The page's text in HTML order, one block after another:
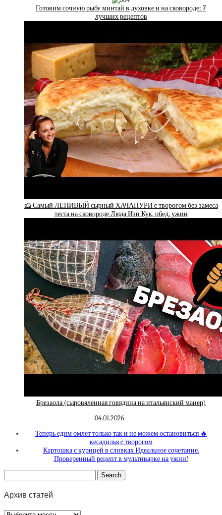
Готовим сочную рыбу минтай в духовке и на сковороде: 7
лучших рецептов
🧀 Самый ЛЕНИВЫЙ сырный ХАЧАПУРИ c творогом без замеса
теста на сковороде Люда Изи Кук, обед, ужин
Брезаола (сыровяленная говядина на итальянский манер)
04.01.2026
Теперь едим омлет только так и не можем остановиться 🔥
кесадилья c творогом
Картошка с курицей в сливках Идеальное сочетание.
Проверенный рецепт в мультиварке на ужин!
Архив статей